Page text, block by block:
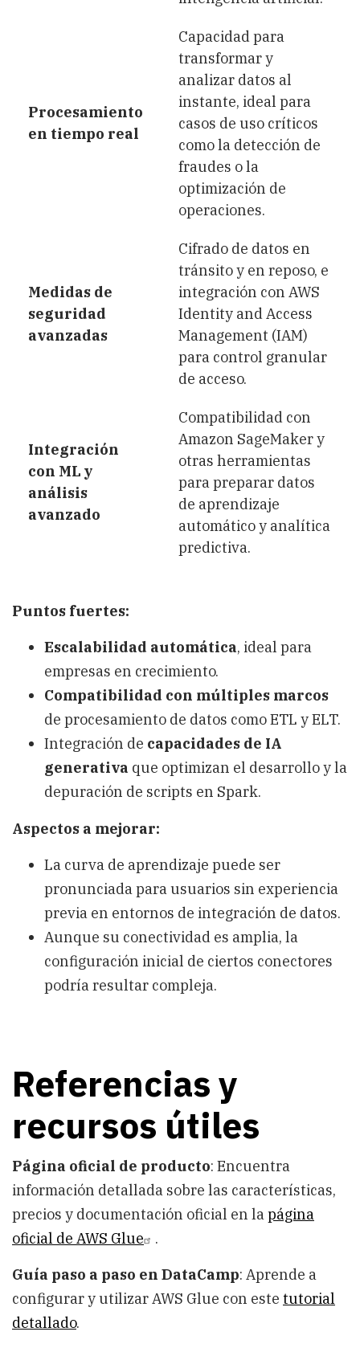
Procesamiento
en tiempo real
Capacidad para
transformar y
analizar datos al
instante, ideal para
casos de uso críticos
como la detección de
fraudes o la
optimización de
operaciones.
Medidas de
seguridad
avanzadas
Cifrado de datos en
tránsito y en reposo, e
integración con AWS
Identity and Access
Management (IAM)
para control granular
de acceso.
Integración
con ML y
análisis
avanzado
Compatibilidad con
Amazon SageMaker y
otras herramientas
para preparar datos
de aprendizaje
automático y analítica
predictiva.
Puntos fuertes:
Escalabilidad automática, ideal para
empresas en crecimiento.
Compatibilidad con múltiples marcos
de procesamiento de datos como ETL y ELT.
Integración de capacidades de IA
generativa que optimizan el desarrollo y la
depuración de scripts en Spark.
Aspectos a mejorar:
La curva de aprendizaje puede ser
pronunciada para usuarios sin experiencia
previa en entornos de integración de datos.
Aunque su conectividad es amplia, la
configuración inicial de ciertos conectores
podría resultar compleja.
Referencias y
recursos útiles
Página oficial de producto: Encuentra
información detallada sobre las características,
precios y documentación oficial en lapágina
oficial de AWS Glue
.
Guía paso a paso en DataCamp: Aprende a
configurar y utilizar AWS Glue con este tutorial
detallado.